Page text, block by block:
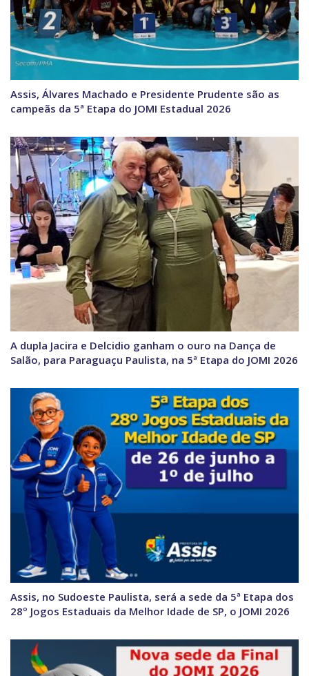
Assis, Álvares Machado e Presidente Prudente são as
campeãs da 5ª Etapa do JOMI Estadual 2026
A dupla Jacira e Delcidio ganham o ouro na Dança de
Salão, para Paraguaçu Paulista, na 5ª Etapa do JOMI 2026
Assis, no Sudoeste Paulista, será a sede da 5ª Etapa dos
28º Jogos Estaduais da Melhor Idade de SP, o JOMI 2026